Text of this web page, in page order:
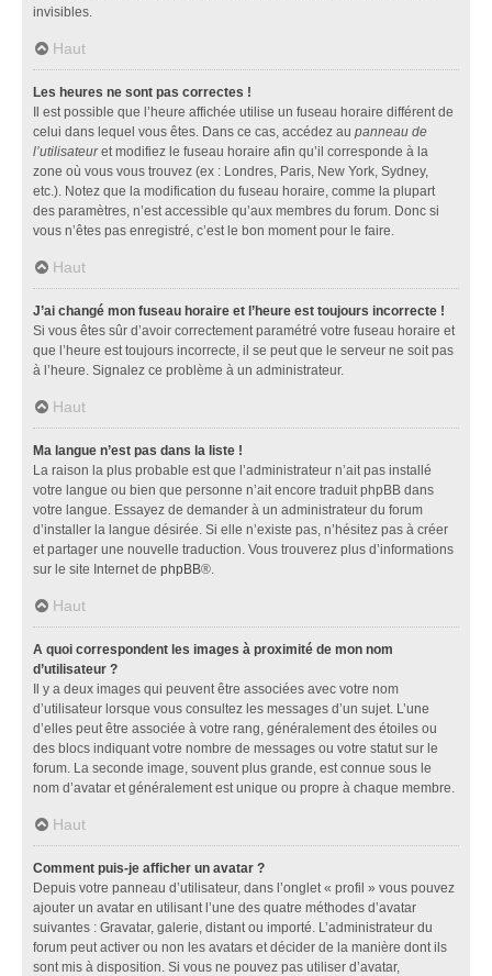
invisibles.
Haut
Les heures ne sont pas correctes !
Il est possible que l’heure affichée utilise un fuseau horaire différent de
celui dans lequel vous êtes. Dans ce cas, accédez au panneau de
l’utilisateuret modifiez le fuseau horaire afin qu’il corresponde à la
zone où vous vous trouvez (ex : Londres, Paris, New York, Sydney,
etc.). Notez que la modification du fuseau horaire, comme la plupart
des paramètres, n’est accessible qu’aux membres du forum. Donc si
vous n’êtes pas enregistré, c’est le bon moment pour le faire.
Haut
J’ai changé mon fuseau horaire et l’heure est toujours incorrecte !
Si vous êtes sûr d’avoir correctement paramétré votre fuseau horaire et
que l’heure est toujours incorrecte, il se peut que le serveur ne soit pas
à l’heure. Signalez ce problème à un administrateur.
Haut
Ma langue n’est pas dans la liste !
La raison la plus probable est que l’administrateur n’ait pas installé
votre langue ou bien que personne n’ait encore traduit phpBB dans
votre langue. Essayez de demander à un administrateur du forum
d’installer la langue désirée. Si elle n’existe pas, n’hésitez pas à créer
et partager une nouvelle traduction. Vous trouverez plus d’informations
sur le site Internet de phpBB®.
Haut
A quoi correspondent les images à proximité de mon nom
d’utilisateur ?
Il y a deux images qui peuvent être associées avec votre nom
d’utilisateur lorsque vous consultez les messages d’un sujet. L’une
d’elles peut être associée à votre rang, généralement des étoiles ou
des blocs indiquant votre nombre de messages ou votre statut sur le
forum. La seconde image, souvent plus grande, est connue sous le
nom d’avatar et généralement est unique ou propre à chaque membre.
Haut
Comment puis-je afficher un avatar ?
Depuis votre panneau d’utilisateur, dans l’onglet « profil » vous pouvez
ajouter un avatar en utilisant l’une des quatre méthodes d’avatar
suivantes : Gravatar, galerie, distant ou importé. L’administrateur du
forum peut activer ou non les avatars et décider de la manière dont ils
sont mis à disposition. Si vous ne pouvez pas utiliser d’avatar,